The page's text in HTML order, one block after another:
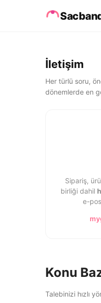
İletişim
Her türlü soru,
dönemlerde en
Sipariş,
birliği dahil
e-
Konu
Talebinizi hızlı